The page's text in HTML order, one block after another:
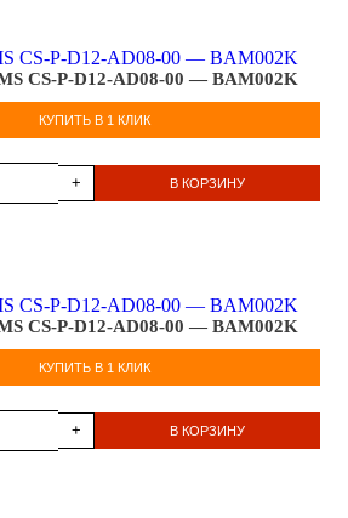
CS-P-D12-AD08-00 — BAM002K
КУПИТЬ В 1 КЛИК
+ В КОРЗИНУ
CS-P-D12-AD08-00 — BAM002K
КУПИТЬ В 1 КЛИК
+ В КОРЗИНУ